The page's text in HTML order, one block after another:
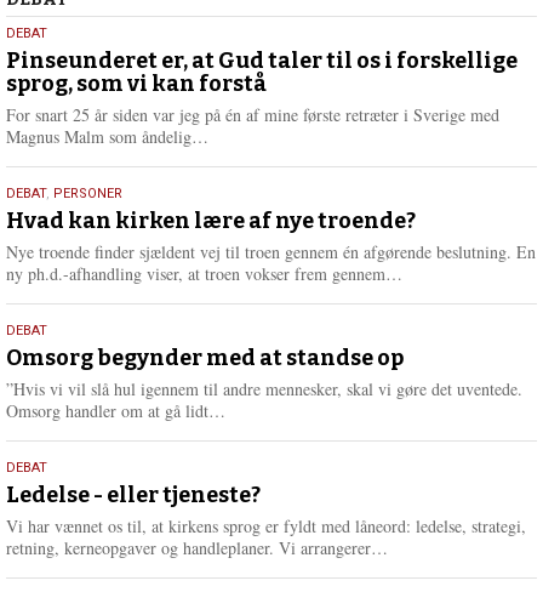
5.
august
2026
DEBAT
Pinseunderet er, at Gud taler til os i forskellige
sprog, som vi kan forstå
For snart 25 år siden var jeg på én af mine første retræter i Sverige med
Magnus Malm som åndelig…
e
r
e
25.
juli
2026
DEBAT, PERSONER
Hvad kan kirken lære af nye troende?
Nye troende finder sjældent vej til troen gennem én afgørende beslutning. En
ny ph.d.-afhandling viser, at troen vokser frem gennem…
e
r
e
9.
juli
2026
DEBAT
Omsorg begynder med at standse op
”Hvis vi vil slå hul igennem til andre mennesker, skal vi gøre det uventede.
Omsorg handler om at gå lidt…
e
r
e
10.
juni
2026
DEBAT
Ledelse - eller tjeneste?
Vi har vænnet os til, at kirkens sprog er fyldt med låneord: ledelse, strategi,
retning, kerneopgaver og handleplaner. Vi arrangerer…